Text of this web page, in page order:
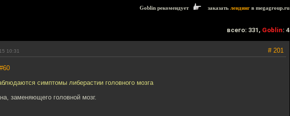
Goblin рекомендует заказать лендинг в megagroup.ru
всего: 331, Goblin: 4
10:31 # 201
#60
симптомы либерастии головного мозга
заменяющего головной мозг.